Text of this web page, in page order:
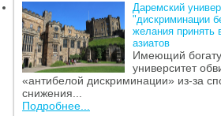
Даремский
"дискриминации
желания принять
азиатов
Имеющий
университет
«антибелой дискриминации» из-за
снижения...
Подробнее...